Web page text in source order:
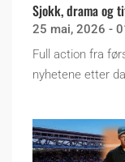
Sjokk, drama og
25 mai, 2026 -
Full action fra
nyhetene etter